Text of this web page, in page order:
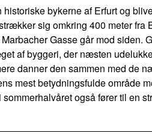
bykerne af Erfurt og
sig omkring 400 meter fra
Gasse går mod siden.
af byggeri, der næsten
danner den sammen med de
mest betydningsfulde område
også fører til en